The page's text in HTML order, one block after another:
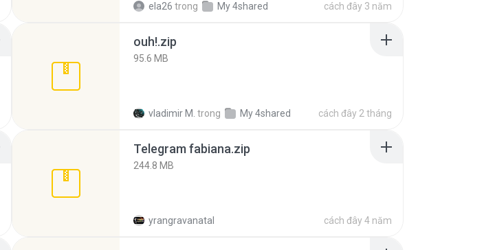
ela26 trong My 4shared cách đây 3 năm
ouh!.zip
95.6 MB
vladimir M. trong My 4shared cách đây 2 tháng
Telegram fabiana.zip
244.8 MB
yrangravanatal cách đây 4 năm